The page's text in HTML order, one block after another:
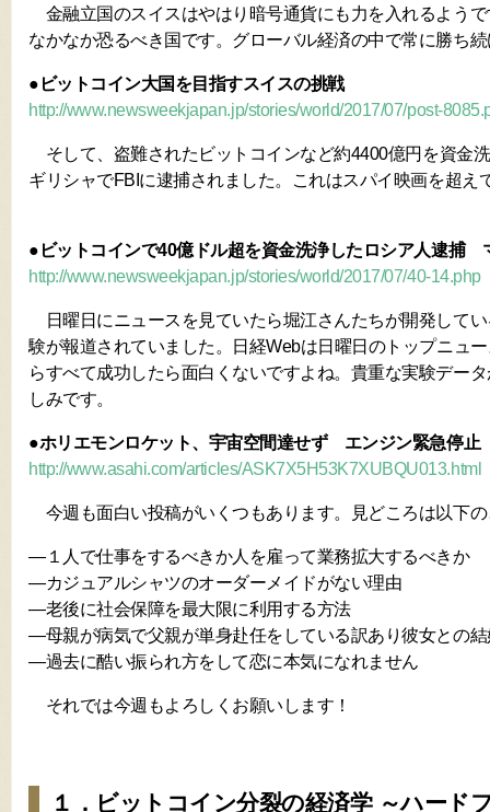
金融立国のスイスはやはり暗号通貨にも力を入れるよう
なかなか恐るべき国です。グローバル経済の中で常に勝ち
●ビットコイン大国を目指すスイスの挑戦
http://www.newsweekjapan.jp/stories/world/2017/07/post-
そして、盗難されたビットコインなど約4400億円を資金
ギリシャでFBIに逮捕されました。これはスパイ映画を超え
●ビットコインで40億ドル超を資金洗浄したロシア人逮捕
http://www.newsweekjapan.jp/stories/world/2017/07/40-14.php
日曜日にニュースを見ていたら堀江さんたちが開発して
験が報道されていました。日経Webは日曜日のトップニュ
らすべて成功したら面白くないですよね。貴重な実験デー
しみです。
●ホリエモンロケット、宇宙空間達せず エンジン緊急停止
http://www.asahi.com/articles/ASK7X5H53K7XUBQU013.html
今週も面白い投稿がいくつもあります。見どころは以下
―１人で仕事をするべきか人を雇って業務拡大するべきか
―カジュアルシャツのオーダーメイドがない理由
―老後に社会保障を最大限に利用する方法
―母親が病気で父親が単身赴任をしている訳あり彼女との
―過去に酷い振られ方をして恋に本気になれません
それでは今週もよろしくお願いします！
１．ビットコイン分裂の経済学 ～ハード